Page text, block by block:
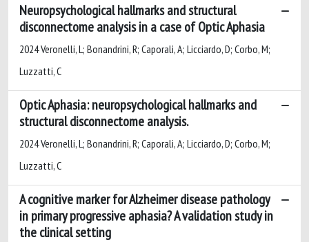
Neuropsychological hallmarks and structural
disconnectome analysis in a case of Optic Aphasia
2024 Veronelli, L; Bonandrini, R; Caporali, A; Licciardo, D; Corbo, M;
Luzzatti, C
Optic Aphasia: neuropsychological hallmarks and
structural disconnectome analysis.
2024 Veronelli, L; Bonandrini, R; Caporali, A; Licciardo, D; Corbo, M;
Luzzatti, C
A cognitive marker for Alzheimer disease pathology
in primary progressive aphasia? A validation study in
the clinical setting